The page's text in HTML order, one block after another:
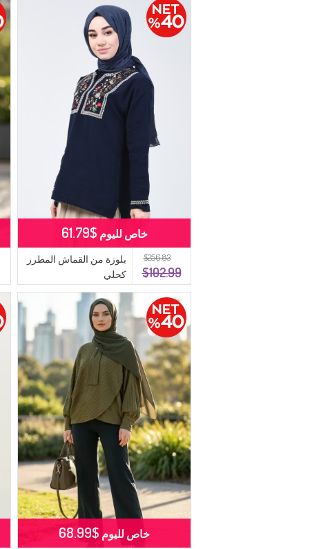
$256.83
$102.99
بلوزة من القماش المطرز
كحلي
خاص لليوم $61.79
خاص لليوم $68.99